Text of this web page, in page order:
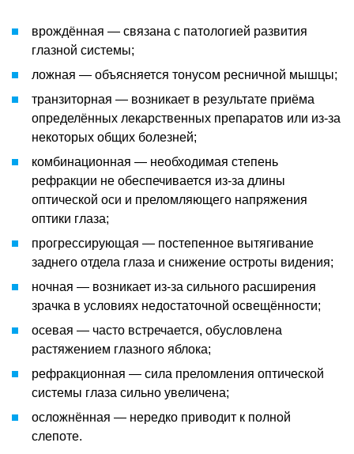
врождённая — связана с патологией развития
глазной системы;
ложная — объясняется тонусом ресничной мышцы;
транзиторная — возникает в результате приёма
определённых лекарственных препаратов или из-за
некоторых общих болезней;
комбинационная — необходимая степень
рефракции не обеспечивается из-за длины
оптической оси и преломляющего напряжения
оптики глаза;
прогрессирующая — постепенное вытягивание
заднего отдела глаза и снижение остроты видения;
ночная — возникает из-за сильного расширения
зрачка в условиях недостаточной освещённости;
осевая — часто встречается, обусловлена
растяжением глазного яблока;
рефракционная — сила преломления оптической
системы глаза сильно увеличена;
осложнённая — нередко приводит к полной
слепоте.